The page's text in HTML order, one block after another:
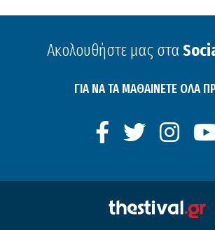
Ακολουθήστε μας στα
ΓΙΑ ΝΑ ΤΑ ΜΑΘΑΙΝΕΤΕ ΟΛΑ